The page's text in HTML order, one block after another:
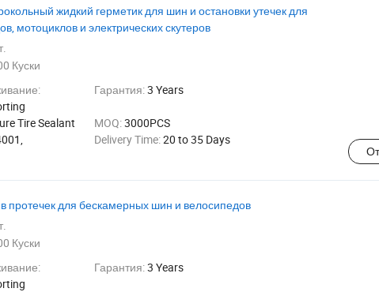
жидкий герметик для шин и остановки утечек для
мотоциклов и электрических скутеров
Куски
Гарантия:3 Years
Tire Sealant MOQ:3000PCS
Delivery Time:20 to 35 Days
протечек для бескамерных шин и велосипедов
Куски
Гарантия:3 Years